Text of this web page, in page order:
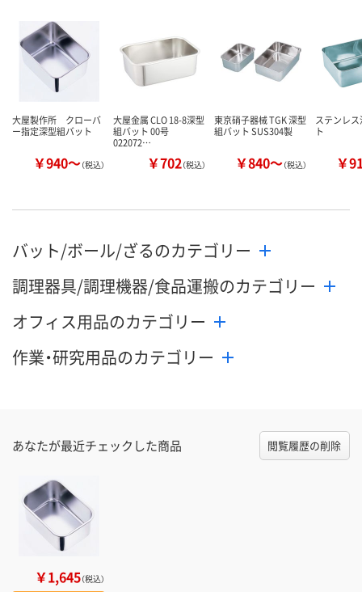
大屋製作所 クローバ
ー指定深型組バット
￥940～（税込）
大屋金属 CLO 18-8深型
組バット 00号
022072…
￥702（税込）
東京硝子器械 TGK 深型
組バット SUS304製
￥840～（税込）
ステンレ
ト
￥
バット/ボール/ざるのカテゴリー
調理器具/調理機器/食品運搬のカテゴリー
オフィス用品のカテゴリー
作業・研究用品のカテゴリー
あなたが最近チェックした商品 閲覧履歴の削除
￥1,645（税込）